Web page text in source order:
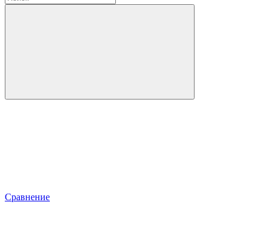
Сравнение